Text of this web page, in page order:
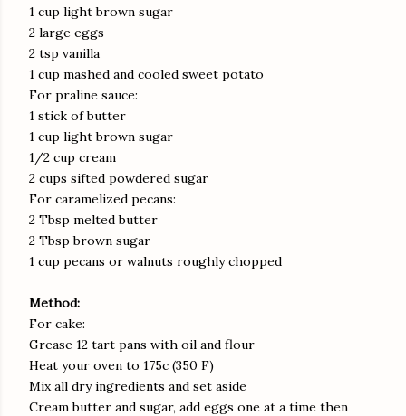
1 cup light brown sugar
2 large eggs
2 tsp vanilla
1 cup mashed and cooled sweet potato
For praline sauce:
1 stick of butter
1 cup light brown sugar
1/2 cup cream
2 cups sifted powdered sugar
For caramelized pecans:
2 Tbsp melted butter
2 Tbsp brown sugar
1 cup pecans or walnuts roughly chopped
Method:
For cake:
Grease 12 tart pans with oil and flour
Heat your oven to 175c (350 F)
Mix all dry ingredients and set aside
Cream butter and sugar, add eggs one at a time then